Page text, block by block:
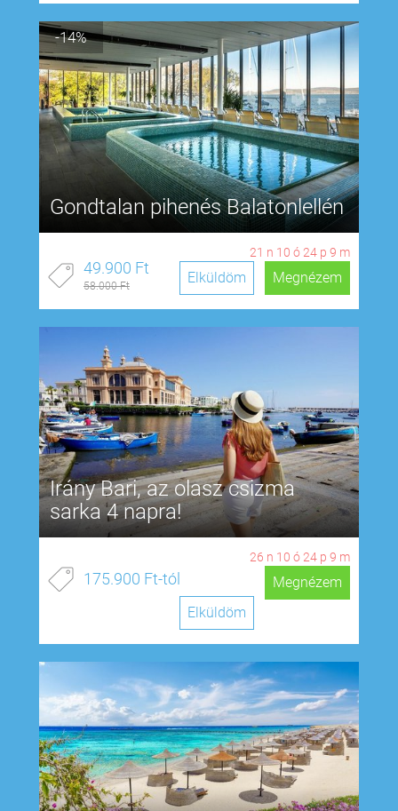
-14%
Gondtalan pihenés Balatonlellén
21 n 10 ó 24 p 8 m
49.900 Ft
58.000 Ft Megnézem
Elküldöm
Irány Bari, az olasz csizma
sarka 4 napra!
26 n 10 ó 24 p 8 m
175.900 Ft-tól
Megnézem
Elküldöm